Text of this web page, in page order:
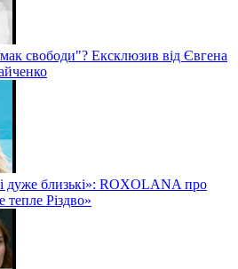
свободи"? Ексклюзив від Євгена
дуже близькі»: ROXOLANA про
Різдво»